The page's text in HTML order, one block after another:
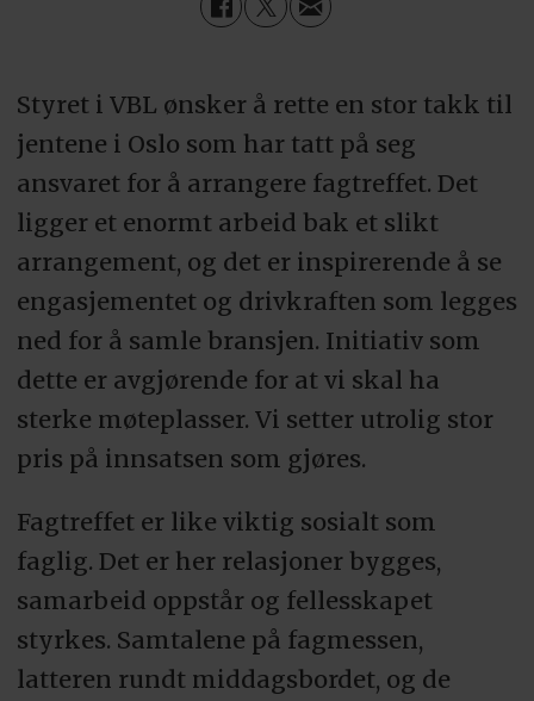
Styret i VBL ønsker å rette en stor takk til
jentene i Oslo som har tatt på seg
ansvaret for å arrangere fagtreffet. Det
ligger et enormt arbeid bak et slikt
arrangement, og det er inspirerende å se
engasjementet og drivkraften som legges
ned for å samle bransjen. Initiativ som
dette er avgjørende for at vi skal ha
sterke møteplasser. Vi setter utrolig stor
pris på innsatsen som gjøres.
Fagtreffet er like viktig sosialt som
faglig. Det er her relasjoner bygges,
samarbeid oppstår og fellesskapet
styrkes. Samtalene på fagmessen,
latteren rundt middagsbordet, og de